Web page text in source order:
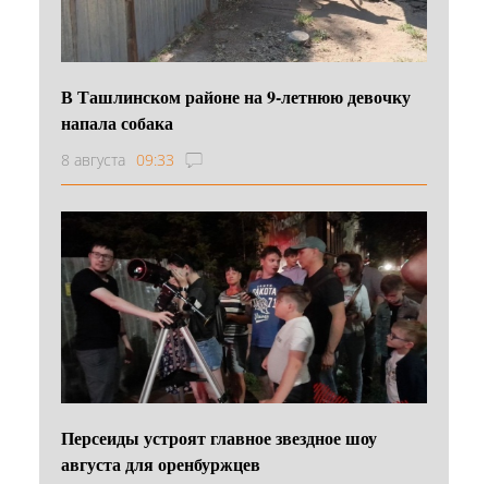
В Ташлинском районе на 9-летнюю девочку
напала собака
8 августа 09:33
Персеиды устроят главное звездное шоу
августа для оренбуржцев